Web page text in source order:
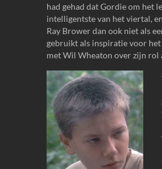
had gehad dat Gordie om het
intelligentste van het viertal,
Ray Brower dan ook niet als
gebruikt als inspiratie voor
met Wil Wheaton over zijn rol